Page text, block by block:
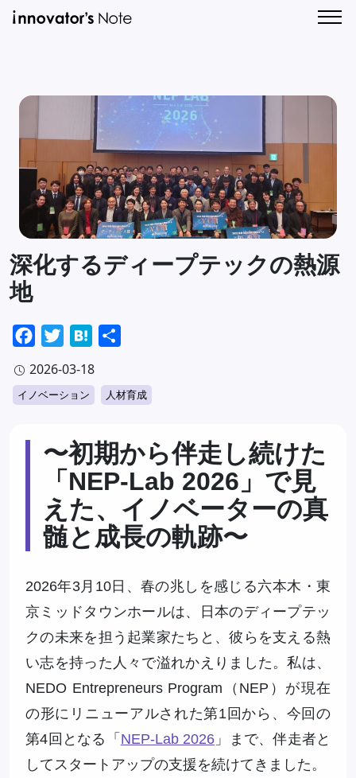
覧
深化するディープテックの熱源
地
FacebookTwitterHatena
2026-03-18
イノベーション 人材育成
〜初期から伴走し続けた
「NEP-Lab 2026」で見
えた、イノベーターの真
髄と成長の軌跡〜
2026年3月10日、春の兆しを感じる六本木・東
京ミッドタウンホールは、日本のディープテッ
クの未来を担う起業家たちと、彼らを支える熱
い志を持った人々で溢れかえりました。私は、
NEDO Entrepreneurs Program（NEP）が現在
の形にリニューアルされた第1回から、今回の
第4回となる「 NEP-Lab 2026 」まで、伴走者と
してスタートアップの支援を続けてきました。